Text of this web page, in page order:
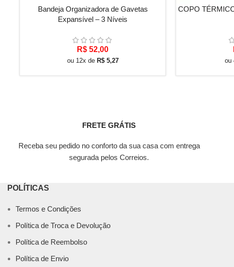
ADICIONAR AO CARRINHO
Bandeja Organizadora de Gavetas
Expansível – 3 Níveis
R$ 52,00
ou 12x de R$5,27
VER OPÇÕES
COPO
ou
FRETE GRÁTIS
Receba seu pedido no conforto da sua casa com entrega
segurada pelos Correios.
POLÍTICAS
Termos e Condições
Política de Troca e Devolução
Política de Reembolso
Política de Envio